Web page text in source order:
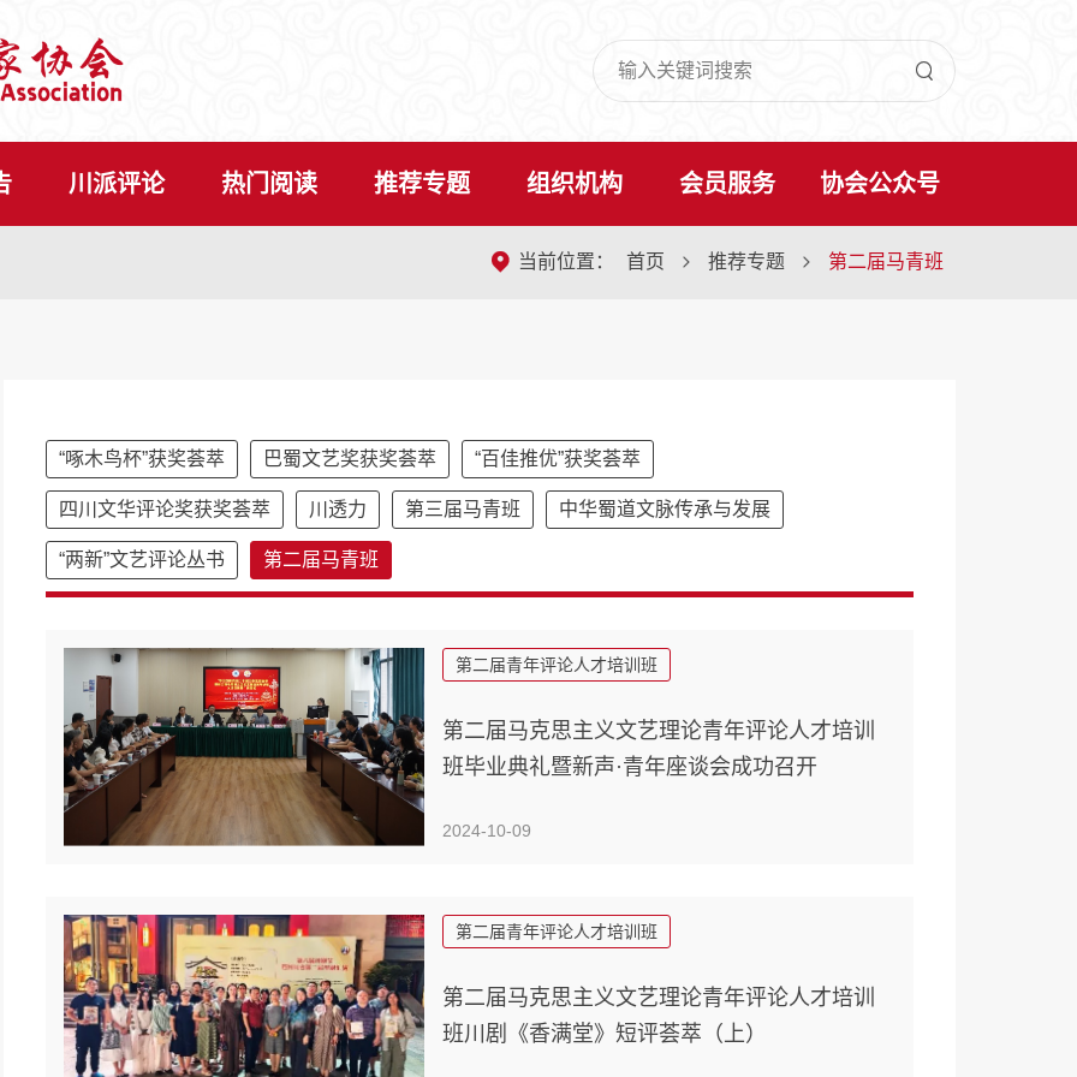

川派评论 热门阅读 推荐专题 组织机构 会员服务 协会公众号
 当前位置： 首页  推荐专题  第二届马青班
“啄木鸟杯”获奖荟萃 巴蜀文艺奖获奖荟萃 “百佳推优”获奖荟萃
四川文华评论奖获奖荟萃 川透力 第三届马青班 中华蜀道文脉传承与发展
“两新”文艺评论丛书 第二届马青班
第二届青年评论人才培训班
第二届马克思主义文艺理论青年评论人才培训
班毕业典礼暨新声·青年座谈会成功召开
2024-10-09
第二届青年评论人才培训班
第二届马克思主义文艺理论青年评论人才培训
班川剧《香满堂》短评荟萃（上）